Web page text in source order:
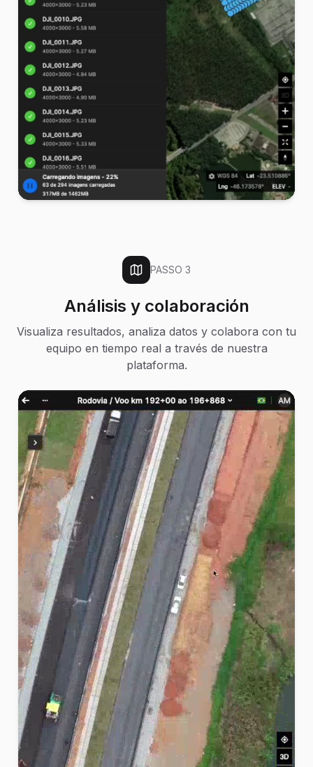
PASSO 3
Análisis y colaboración
Visualiza resultados, analiza datos y colabora con tu
equipo en tiempo real a través de nuestra
plataforma.